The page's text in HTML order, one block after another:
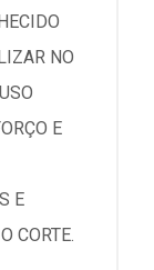
NO
E
E
CORTE.